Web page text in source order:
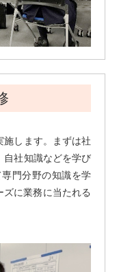
施します。まずは社
自社知識などを学び
門分野の知識を学
に業務に当たれる